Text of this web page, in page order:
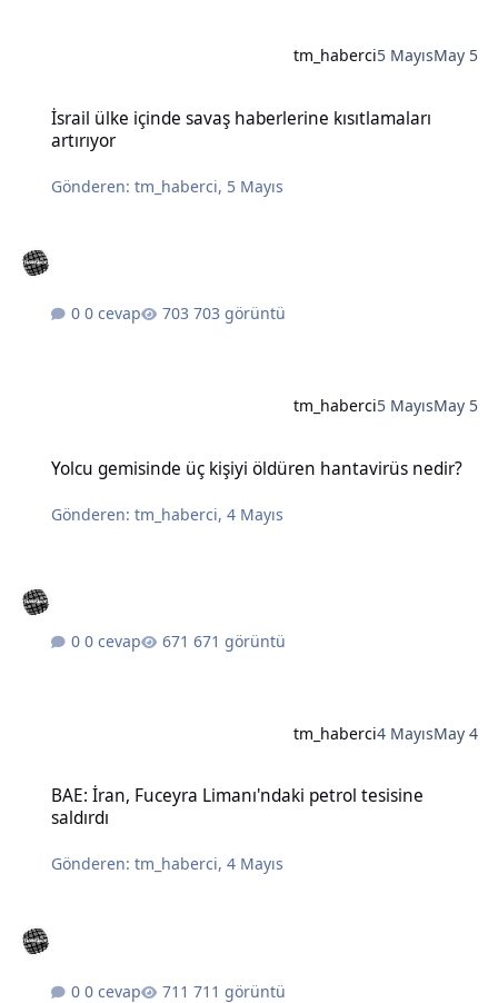
tm_haberci5 MayısMay 5
İsrail ülke içinde savaş haberlerine kısıtlamaları
artırıyor
Gönderen:tm_haberci, 5 Mayıs
0 cevap 703 görüntü
tm_haberci5 MayısMay 5
Yolcu gemisinde üç kişiyi öldüren hantavirüs nedir?
Gönderen:tm_haberci,4 Mayıs
0 cevap 671 görüntü
tm_haberci4 MayısMay 4
BAE: İran, Fuceyra Limanı'ndaki petrol tesisine
saldırdı
Gönderen:tm_haberci,4 Mayıs
0 cevap 711 görüntü